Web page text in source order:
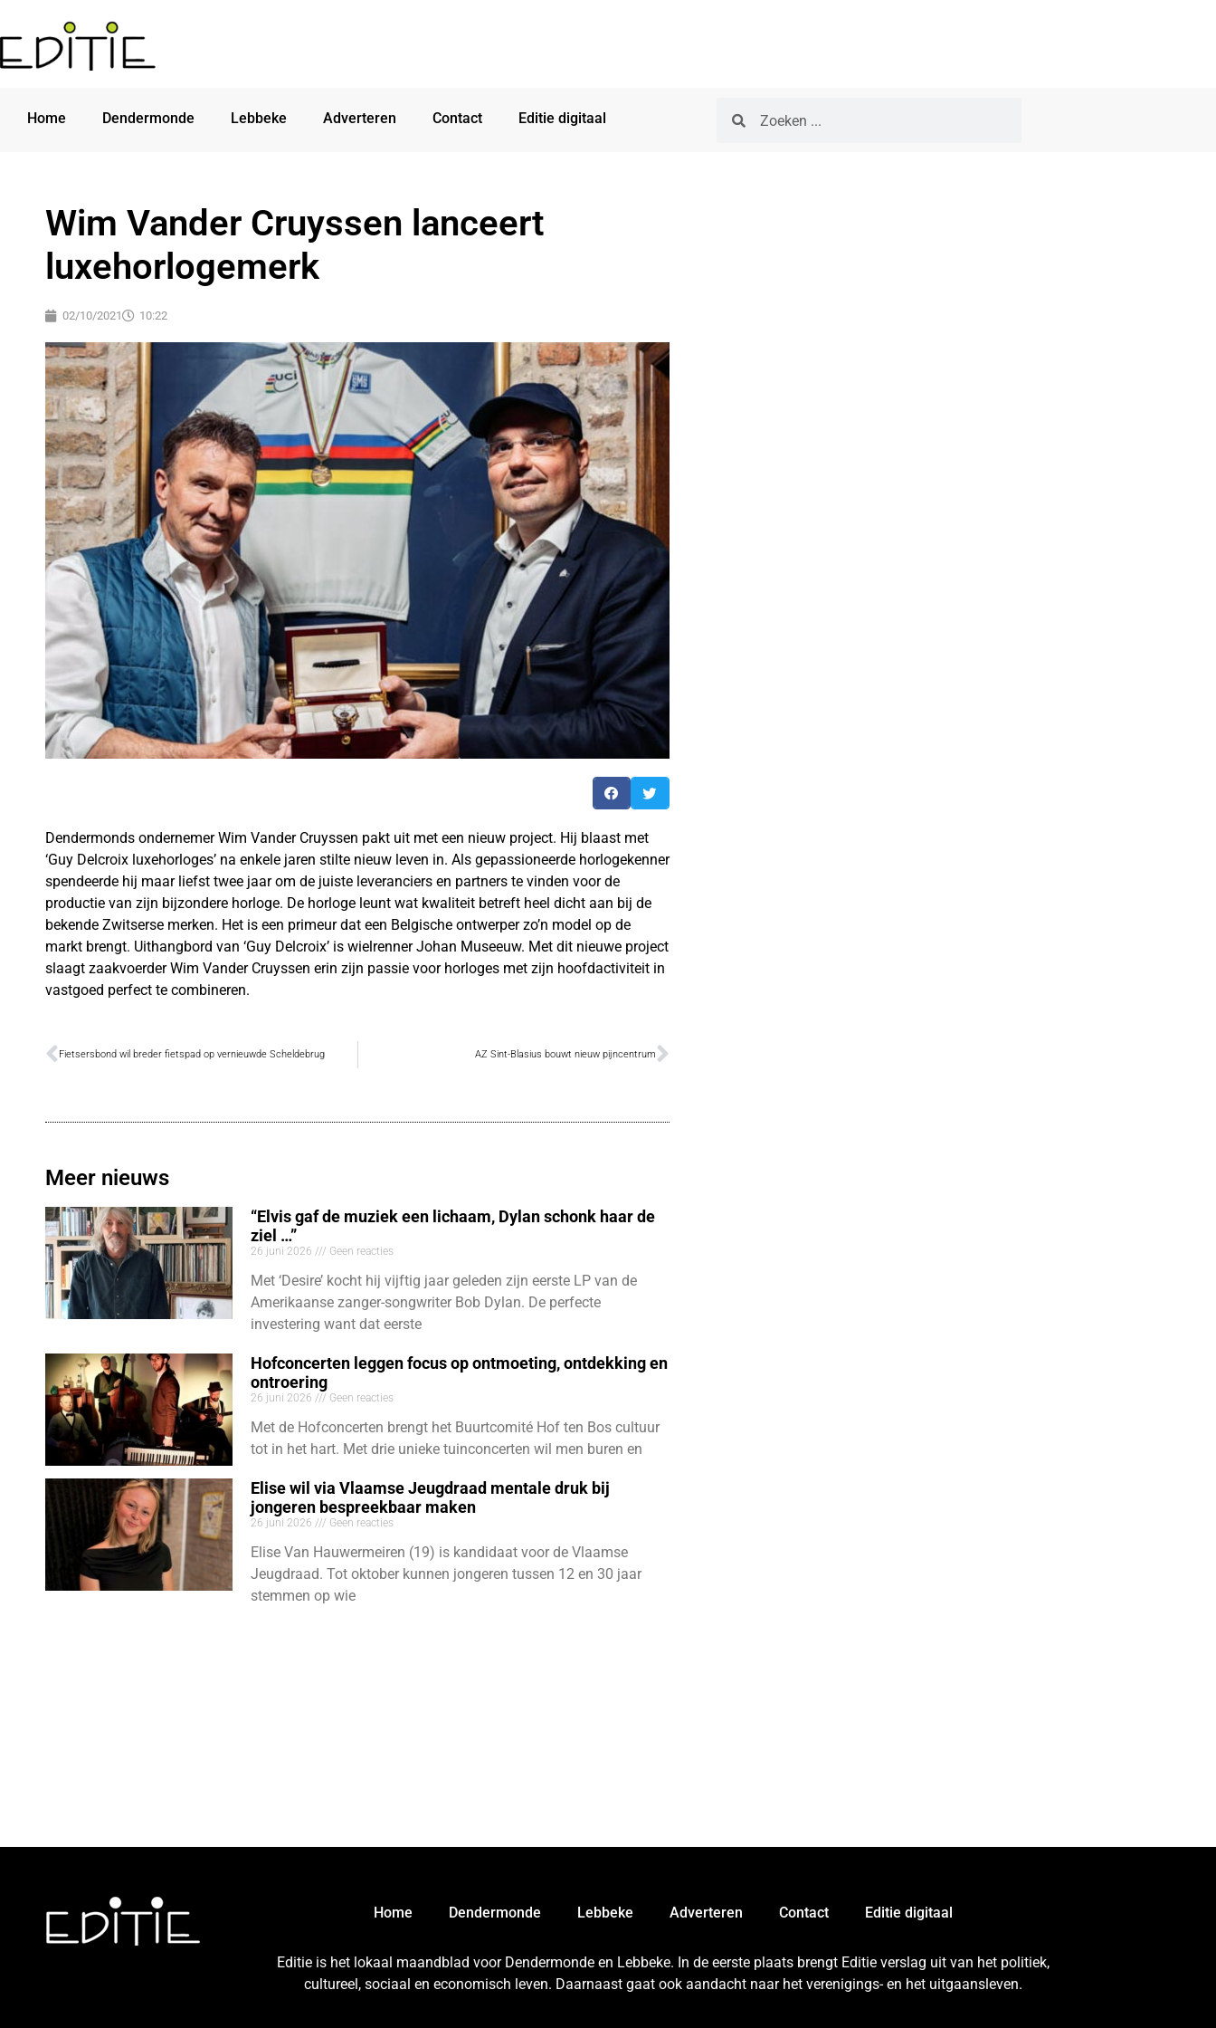
Home Dendermonde Lebbeke Adverteren Contact Editie digitaal
Wim Vander Cruyssen lanceert
luxehorlogemerk
02/10/2021 10:22
Dendermonds ondernemer Wim Vander Cruyssen pakt uit met een nieuw project. Hij blaast met
‘Guy Delcroix luxehorloges’ na enkele jaren stilte nieuw leven in. Als gepassioneerde horlogekenner
spendeerde hij maar liefst twee jaar om de juiste leveranciers en partners te vinden voor de
productie van zijn bijzondere horloge. De horloge leunt wat kwaliteit betreft heel dicht aan bij de
bekende Zwitserse merken. Het is een primeur dat een Belgische ontwerper zo’n model op de
markt brengt. Uithangbord van ‘Guy Delcroix’ is wielrenner Johan Museeuw. Met dit nieuwe project
slaagt zaakvoerder Wim Vander Cruyssen erin zijn passie voor horloges met zijn hoofdactiviteit in
vastgoed perfect te combineren.
Fietsersbond wil breder fietspad op vernieuwde Scheldebrug AZ Sint-Blasius bouwt nieuw pijncentrum
Meer nieuws
“Elvis gaf de muziek een lichaam, Dylan schonk haar de
ziel …”
26 juni 2026 Geen reacties
Met ‘Desire’ kocht hij vijftig jaar geleden zijn eerste LP van de
Amerikaanse zanger-songwriter Bob Dylan. De perfecte
investering want dat eerste
Hofconcerten leggen focus op ontmoeting, ontdekking en
ontroering
26 juni 2026 Geen reacties
Met de Hofconcerten brengt het Buurtcomité Hof ten Bos cultuur
tot in het hart. Met drie unieke tuinconcerten wil men buren en
Elise wil via Vlaamse Jeugdraad mentale druk bij
jongeren bespreekbaar maken
26 juni 2026 Geen reacties
Elise Van Hauwermeiren (19) is kandidaat voor de Vlaamse
Jeugdraad. Tot oktober kunnen jongeren tussen 12 en 30 jaar
stemmen op wie
Home Dendermonde Lebbeke Adverteren Contact Editie digitaal
Editie is het lokaal maandblad voor Dendermonde en Lebbeke. In de eerste plaats brengt Editie verslag uit van het politiek,
cultureel, sociaal en economisch leven. Daarnaast gaat ook aandacht naar het verenigings- en het uitgaansleven.